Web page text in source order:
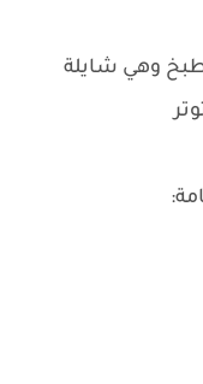
وهي شايلة